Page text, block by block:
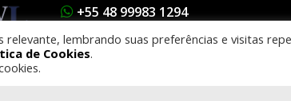
+55 48 99983 1294
contato@buzaglodantas.adv.br
lembrando suas preferências e visitas
de Cookies.